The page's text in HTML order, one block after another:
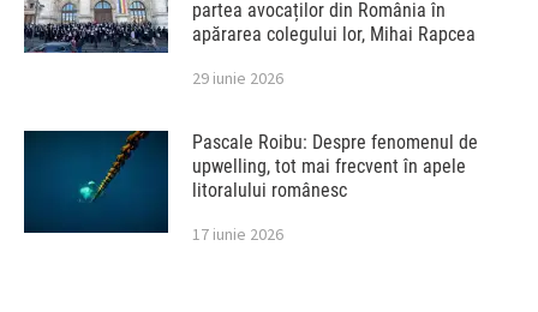
partea avocaților din România în
apărarea colegului lor, Mihai Rapcea
29 iunie 2026
Pascale Roibu: Despre fenomenul de
upwelling, tot mai frecvent în apele
litoralului românesc
17 iunie 2026